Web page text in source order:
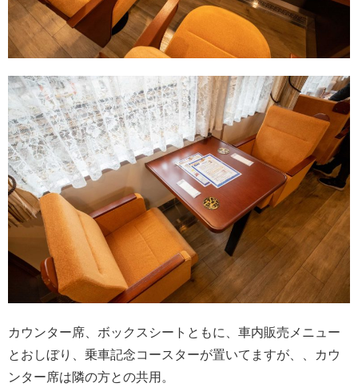
カウンター席、ボックスシートともに、車内販売メニュー
とおしぼり、乗車記念コースターが置いてますが、、カウ
ンター席は隣の方との共用。